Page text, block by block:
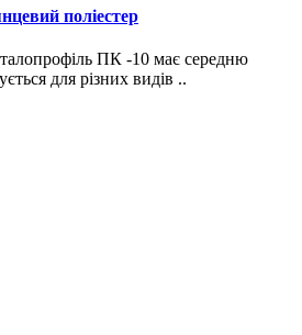
поліестер
ПК -10 має середню
для різних видів ..